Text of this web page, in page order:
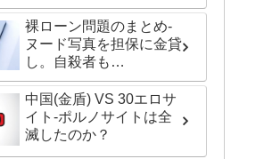
裸ローン問題のまとめ-
ヌード写真を担保に金貸
し。自殺者も…
中国(金盾) VS 30エロサ
イト-ポルノサイトは全
滅したのか？